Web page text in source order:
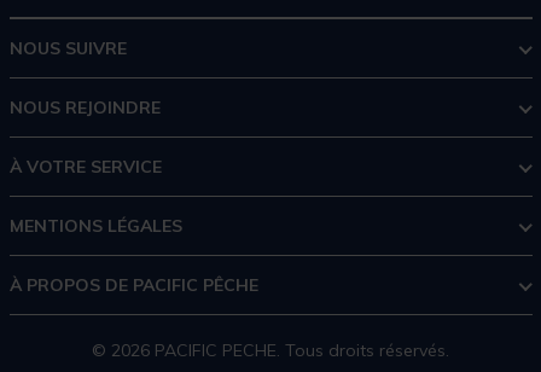
NOUS SUIVRE
NOUS REJOINDRE
À VOTRE SERVICE
MENTIONS LÉGALES
À PROPOS DE PACIFIC PÊCHE
© 2026 PACIFIC PECHE. Tous droits réservés.